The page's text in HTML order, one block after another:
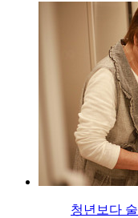
청년보다